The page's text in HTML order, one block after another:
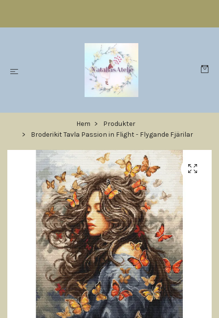
Hem
Produkter
Broderikit Tavla Passion in Flight - Flygande Fjärilar